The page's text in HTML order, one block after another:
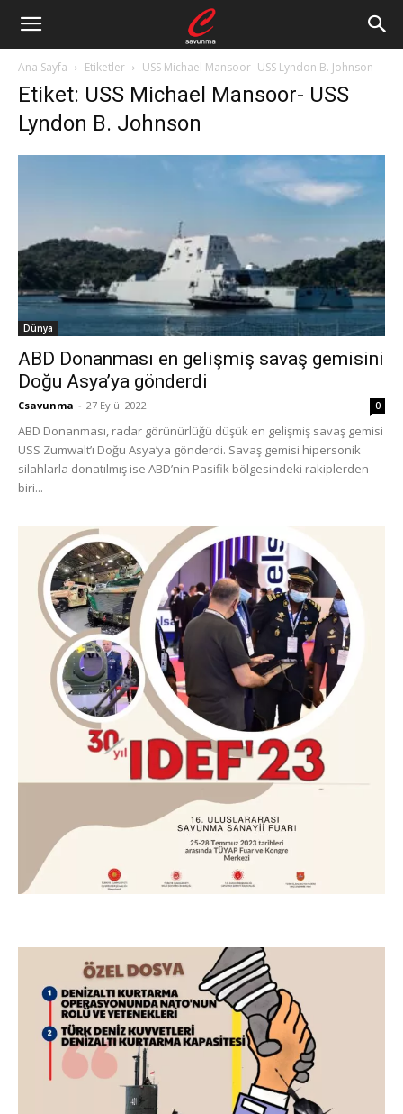
Ana Sayfa Etiketler USS Michael Mansoor- USS Lyndon B. Johnson
Etiket: USS Michael Mansoor- USS
Lyndon B. Johnson
Dünya
ABD Donanması en gelişmiş savaş gemisini
Doğu Asya’ya gönderdi
Csavunma - 27 Eylül 2022 0
ABD Donanması, radar görünürlüğü düşük en gelişmiş savaş gemisi
USS Zumwalt’ı Doğu Asya’ya gönderdi. Savaş gemisi hipersonik
silahlarla donatılmış ise ABD’nin Pasifik bölgesindeki rakiplerden
biri...